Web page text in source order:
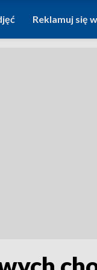
Reklamuj się